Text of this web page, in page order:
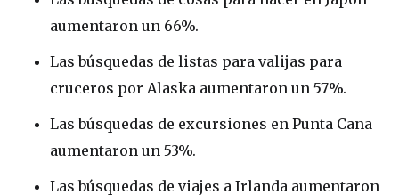
aumentaron un 66%.
Las búsquedas de listas para valijas para
cruceros por Alaska aumentaron un 57%.
Las búsquedas de excursiones en Punta Cana
aumentaron un 53%.
Las búsquedas de viajes a Irlanda aumentaron